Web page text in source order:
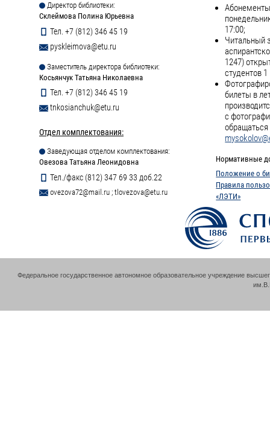
Директор библиотеки:
Склеймова Полина Юрьевна
Тел. +7 (812) 346 45 19
pyskleimova@etu.ru
Заместитель директора библиотеки:
Косьянчук Татьяна Николаевна
Тел. +7 (812) 346 45 19
tnkosianchuk@etu.ru
Отдел комплектования:
Заведующая отделом комплектования:
Овезова Татьяна Леонидовна
Тел./факс (812) 347 69 33 доб.22
ovezova72@mail.ru ; tlovezova@etu.ru
17:00;
Читальный
1247)
студентов
билеты в
с
обращаться
Нормативные
Положение о
Правила
«ЛЭТИ»
Федеральное государственное автономное образовательное учреждение